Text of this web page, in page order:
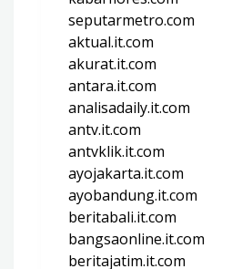
seputarmetro.com
aktual.it.com
akurat.it.com
antara.it.com
analisadaily.it.com
antv.it.com
antvklik.it.com
ayojakarta.it.com
ayobandung.it.com
beritabali.it.com
bangsaonline.it.com
beritajatim.it.com